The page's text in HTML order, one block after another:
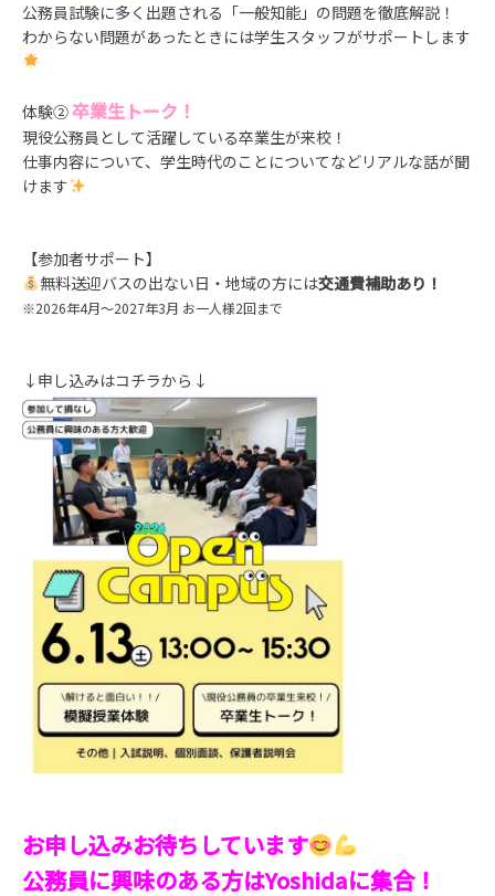
公務員試験に多く出題される「一般知能」の問題を徹底解説！
わからない問題があったときには学生スタッフがサポートします
体験②卒業生トーク！
現役公務員として活躍している卒業生が来校！
仕事内容について、学生時代のことについてなどリアルな話が聞
けます
【参加者サポート】
無料送迎バスの出ない日・地域の方には交通費補助あり！
※2026年4月～2027年3月 お一人様2回まで
↓申し込みはコチラから↓
お申し込みお待ちしています
公務員に興味のある方はYoshidaに集合！